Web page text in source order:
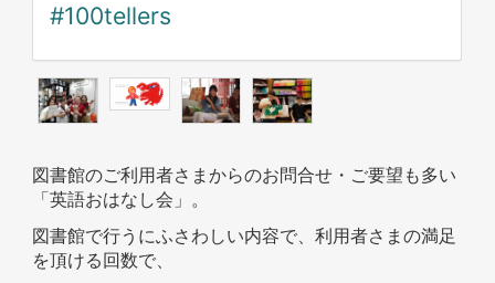
#100tellers
図書館のご利用者さまからのお問合せ・ご要望も多い
「英語おはなし会」。
図書館で行うにふさわしい内容で、利用者さまの満足
を頂ける回数で、